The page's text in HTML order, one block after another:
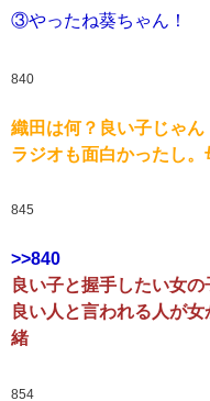
③やったね葵ちゃん！
840
織田は何？良い子じゃん
ラジオも面白かったし
845
>>840
良い子と握手したい女
良い人と言われる人が
緒
854